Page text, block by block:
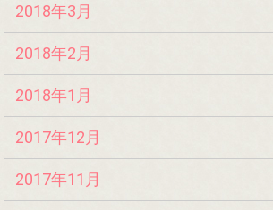
2018年3月
2018年2月
2018年1月
2017年12月
2017年11月